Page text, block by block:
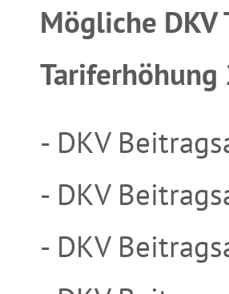
Mögliche
- DKV
- DKV
- DKV